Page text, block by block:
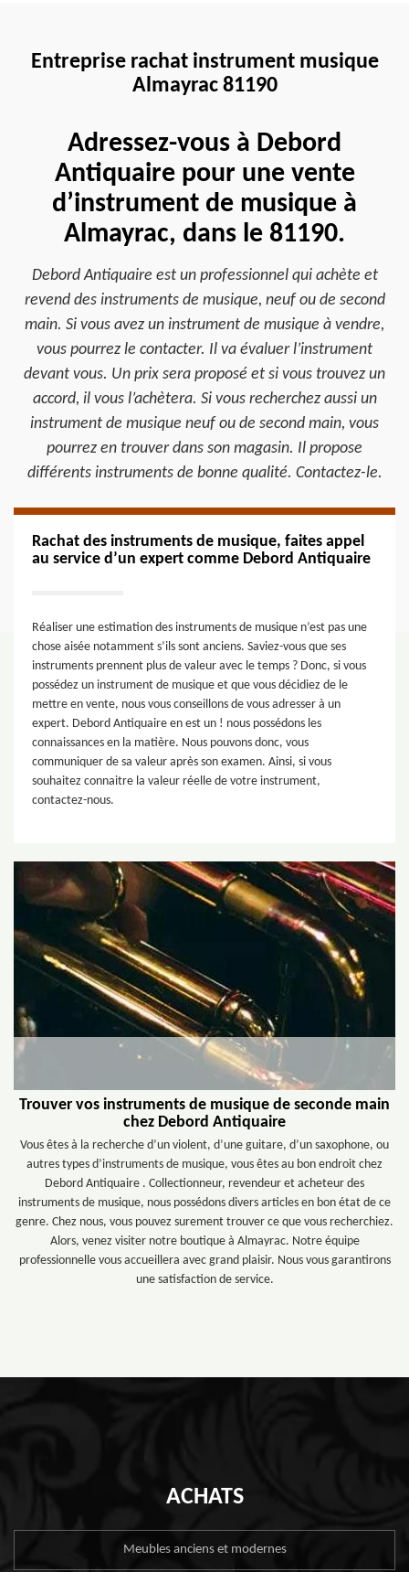
Entreprise rachat instrument musique
Almayrac 81190
Adressez-vous à Debord
Antiquaire pour une vente
d’instrument de musique à
Almayrac, dans le 81190.
Debord Antiquaire est un professionnel qui achète et
revend des instruments de musique, neuf ou de second
main. Si vous avez un instrument de musique à vendre,
vous pourrez le contacter. Il va évaluer l’instrument
devant vous. Un prix sera proposé et si vous trouvez un
accord, il vous l’achètera. Si vous recherchez aussi un
instrument de musique neuf ou de second main, vous
pourrez en trouver dans son magasin. Il propose
différents instruments de bonne qualité. Contactez-le.
Rachat des instruments de musique, faites appel
au service d’un expert comme Debord Antiquaire
Réaliser une estimation des instruments de musique n’est pas une
chose aisée notamment s’ils sont anciens. Saviez-vous que ses
instruments prennent plus de valeur avec le temps ? Donc, si vous
possédez un instrument de musique et que vous décidiez de le
mettre en vente, nous vous conseillons de vous adresser à un
expert. Debord Antiquaire en est un ! nous possédons les
connaissances en la matière. Nous pouvons donc, vous
communiquer de sa valeur après son examen. Ainsi, si vous
souhaitez connaitre la valeur réelle de votre instrument,
contactez-nous.
Trouver vos instruments de musique de seconde main
chez Debord Antiquaire
Vous êtes à la recherche d’un violent, d’une guitare, d’un saxophone, ou
autres types d’instruments de musique, vous êtes au bon endroit chez
Debord Antiquaire . Collectionneur, revendeur et acheteur des
instruments de musique, nous possédons divers articles en bon état de ce
genre. Chez nous, vous pouvez surement trouver ce que vous recherchiez.
Alors, venez visiter notre boutique à Almayrac. Notre équipe
professionnelle vous accueillera avec grand plaisir. Nous vous garantirons
une satisfaction de service.
ACHATS
Meubles anciens et modernes